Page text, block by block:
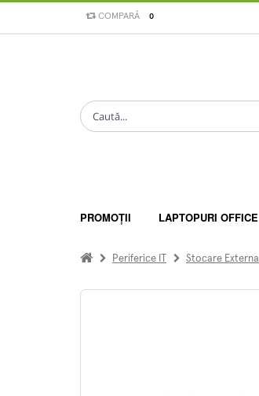
COMPARĂ 0
PROMOȚII LAPTOPURI OFFICE
Periferice IT Stocare Externa